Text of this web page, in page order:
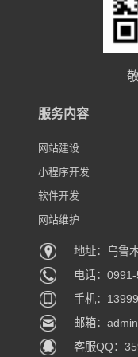
服务内容
网站建设
小程序开发
软件开发
网站维护
地址：乌鲁
电话：
手机：
邮箱：
客服QQ：